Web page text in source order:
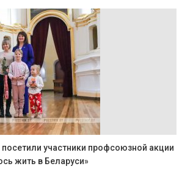
участники профсоюзной акции
жить в Беларуси»